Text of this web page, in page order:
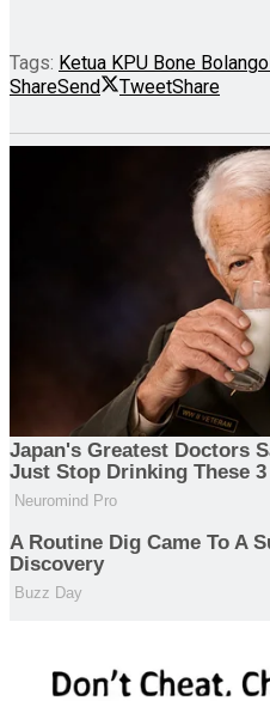
Tags: Ketua KPU Bone Bolango
ShareSend TweetShare